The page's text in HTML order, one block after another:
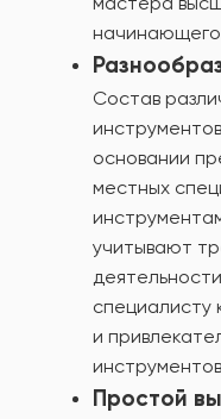
Состав
основании
местных
учитывают
специалисту
и
Простой